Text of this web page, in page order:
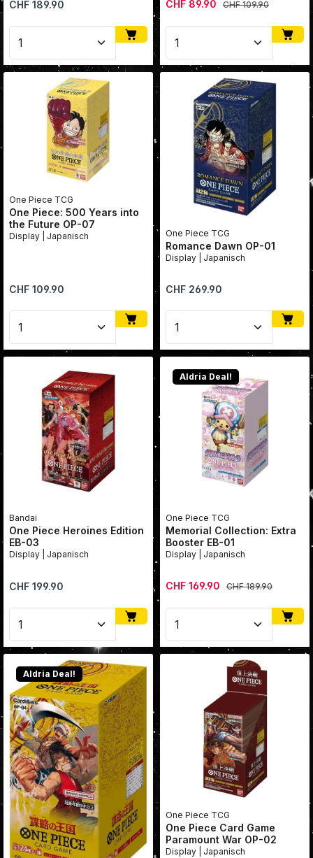
Regulärer Preis:
CHF 189.90
Produkt Anzahl: Gib den gewünschten Wert ein
Verkaufspreis:
CHF 89.90 Regulärer Preis:
CHF 109.90
Produkt Anzahl: Gib
One Piece TCG
One Piece: 500 Years into
the Future OP-07
Display | Japanisch
Regulärer Preis:
CHF 109.90
Produkt Anzahl: Gib den gewünschten Wert ein
One Piece TCG
Romance Dawn OP-01
Display | Japanisch
Regulärer Preis:
CHF 269.90
Produkt Anzahl: Gib
Bandai
One Piece Heroines Edition
EB-03
Display | Japanisch
Regulärer Preis:
CHF 199.90
Produkt Anzahl: Gib den gewünschten Wert ein
Aldria Deal!
One Piece TCG
Memorial Collection: Extra
Booster EB-01
Display | Japanisch
Verkaufspreis:
CHF 169.90 Regulärer Preis:
CHF 189.90
Produkt Anzahl: Gib
Aldria Deal!
One Piece TCG
One Piece Card Game
Paramount War OP-02
Display | Japanisch